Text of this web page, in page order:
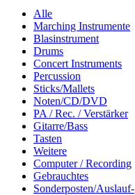
Alle
Marching Instrumente
Blasinstrument
Drums
Concert Instruments
Percussion
Sticks/Mallets
Noten/CD/DVD
PA / Rec. / Verstärker
Gitarre/Bass
Tasten
Weitere
Computer / Recording
Gebrauchtes
Sonderposten/Auslauf-